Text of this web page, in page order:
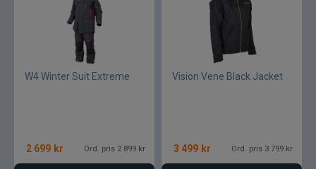
W4 Winter Suit Extreme
2 699 kr Ord. pris 2 899 kr
Vision Vene Black Jacket
3 499 kr Ord. pris 3 799 kr